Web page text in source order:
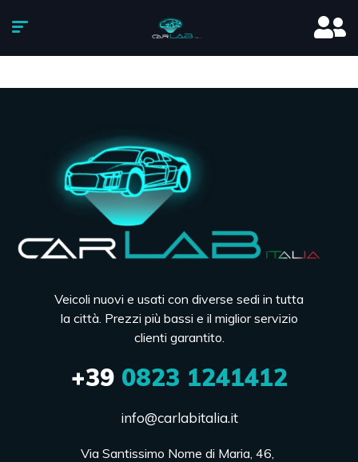
Veicoli nuovi e usati con diverse sedi in tutta
la città. Prezzi più bassi e il miglior servizio
clienti garantito.
+390823 1241412
info@carlabitalia.it
Via Santissimo Nome di Maria, 46,